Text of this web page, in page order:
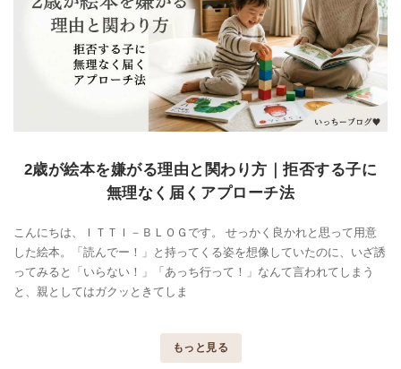
2歳が絵本を嫌がる理由と関わり方｜拒否する子に
無理なく届くアプローチ法
こんにちは、ＩＴＴＩ－ＢＬＯＧです。 せっかく良かれと思って用意
した絵本。「読んでー！」と持ってくる姿を想像していたのに、いざ誘
ってみると「いらない！」「あっち行って！」なんて言われてしまう
と、親としてはガクッときてしま
もっと見る